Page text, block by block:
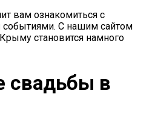
вам ознакомиться с
С нашим сайтом
становится намного
свадьбы в